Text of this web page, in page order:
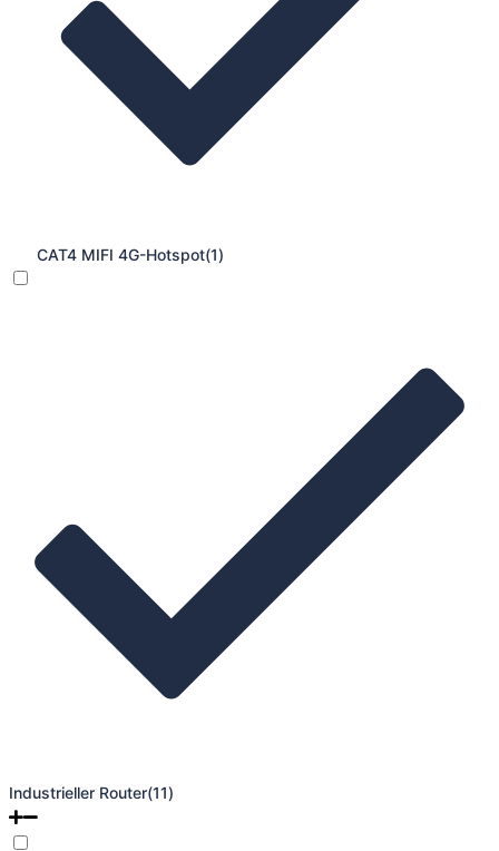
CAT4 MIFI 4G-Hotspot(1)
Industrieller Router(11)